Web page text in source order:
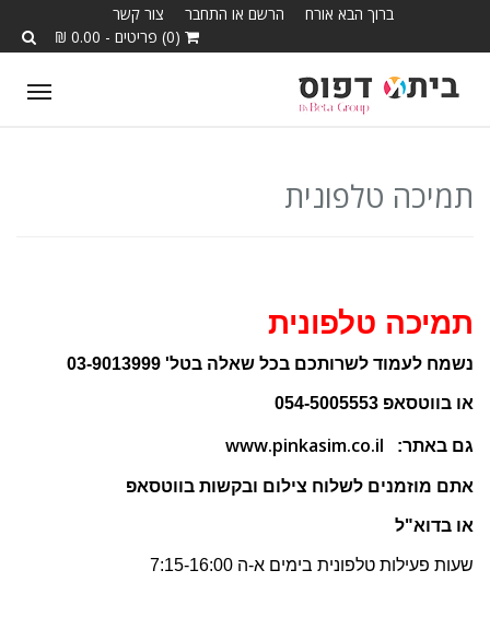
ברוך הבא אורח הרשם או התחבר
צור קשר
(0) פריטים - 0.00 ₪
תמיכה טלפונית
תמיכה טלפונית
נשמח לעמוד לשרותכם בכל שאלה בטל' 03-9013999
או בווטסאפ 054-5005553
גם באתר: www.pinkasim.co.il
אתם מוזמנים לשלוח צילום ובקשות בווטסאפ
או בדוא"ל
שעות פעילות טלפונית בימים א-ה 7:15-16:00